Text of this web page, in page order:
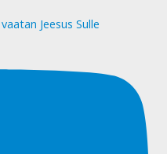
Jeesus Sulle